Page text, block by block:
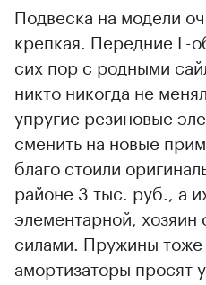
Подвеска на модели
крепкая. Передние L-
сих пор с родными
никто никогда не
упругие резиновые
сменить на новые
благо стоили
районе 3 тыс. руб., а
элементарной, хозяин
силами. Пружины
амортизаторы просят